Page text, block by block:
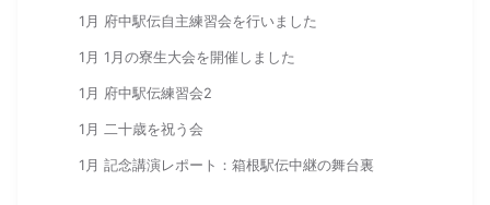
1月 府中駅伝自主練習会を行いました
1月 1月の寮生大会を開催しました
1月 府中駅伝練習会2
1月 二十歳を祝う会
1月 記念講演レポート：箱根駅伝中継の舞台裏